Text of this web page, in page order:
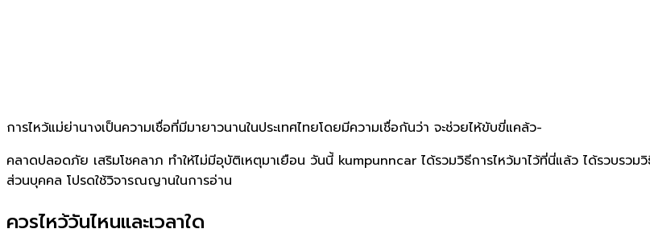
การไหว้แม่ย่านางเป็นความเชื่อที่มีมายาวนานในประเทศไทยโดยมีความเชื่อกันว่า จะช่วยไห้ขับขี่แคล้ว-
คลาดปลอดภัย เสริมโชคลาภ ทำให้ไม่มีอุบัติเหตุมาเยือน วันนี้ kumpunncar ได้รวมวิธีการไหว้มาไว้ที่นี่แล้ว ได้รวบรว
ส่วนบุคคล โปรดใช้วิจารณญานในการอ่าน
ควรไหว้วันไหนและเวลาใด